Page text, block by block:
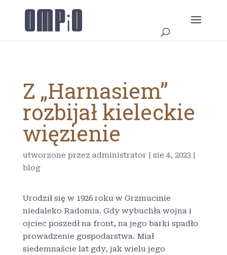
Z „Harnasiem”
rozbijał kieleckie
więzienie
utworzone przez administrator | sie 4, 2023 |
blog
Urodził się w 1926 roku w Grzmucinie
niedaleko Radomia. Gdy wybuchła wojna i
ojciec poszedł na front, na jego barki spadło
prowadzenie gospodarstwa. Miał
siedemnaście lat gdy, jak wielu jego